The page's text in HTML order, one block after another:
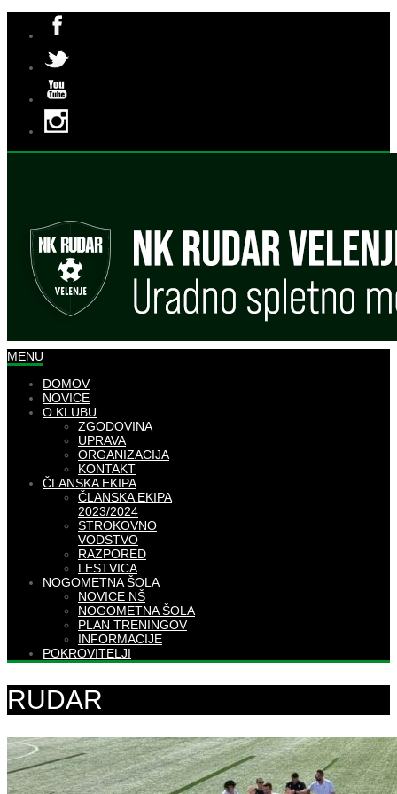
MENU
DOMOV
NOVICE
O KLUBU
ZGODOVINA
UPRAVA
ORGANIZACIJA
KONTAKT
ČLANSKA EKIPA
ČLANSKA EKIPA
2023/2024
STROKOVNO
VODSTVO
RAZPORED
LESTVICA
NOGOMETNA ŠOLA
NOVICE NŠ
NOGOMETNA ŠOLA
PLAN TRENINGOV
INFORMACIJE
POKROVITELJI
RUDAR